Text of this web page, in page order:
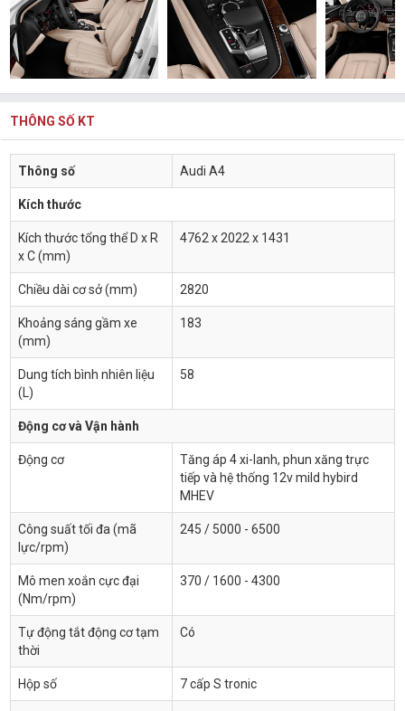
THÔNG SỐ KT
Thông số Audi A4
Kích thước
Kích thước tổng thể D x R
x C (mm)
4762 x 2022 x 1431
Chiều dài cơ sở (mm) 2820
Khoảng sáng gầm xe
(mm)
183
Dung tích bình nhiên liệu
(L)
58
Động cơ và Vận hành
Động cơ
Tăng áp 4 xi-lanh, phun xăng trực
tiếp và hệ thống 12v mild hybird
MHEV
Công suất tối đa (mã
lực/rpm)
245 / 5000 - 6500
Mô men xoắn cực đại
(Nm/rpm)
370 / 1600 - 4300
Tự động tắt động cơ tạm
thời
Có
Hộp số 7 cấp S tronic